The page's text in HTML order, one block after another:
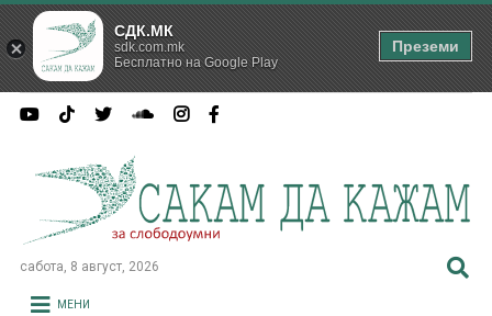
сабота, 8 август, 2026
МЕНИ
СДК.МК
sdk.com.mk
Бесплатно на Google Play
Преземи